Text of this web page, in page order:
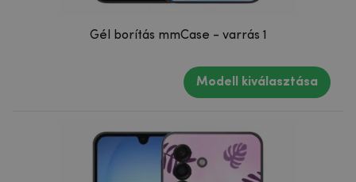
Gél borítás mmCase - varrás 1
Modell kiválasztása